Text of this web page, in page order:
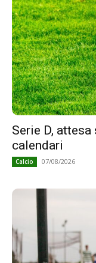
Serie D,
calendari
Calcio 07/08/2026